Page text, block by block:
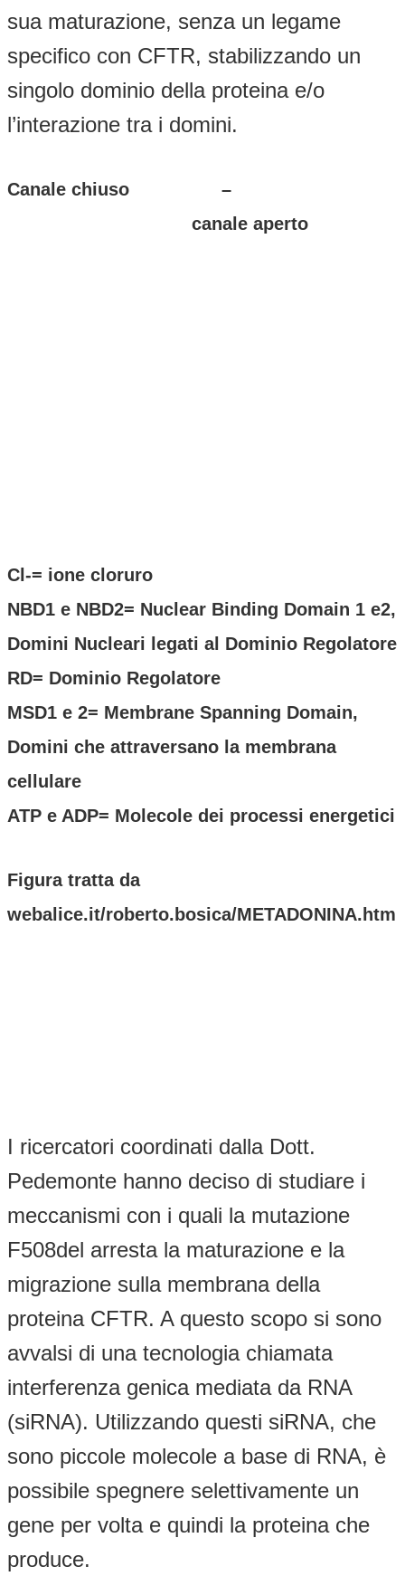
sua maturazione, senza un legame
specifico con CFTR, stabilizzando un
singolo dominio della proteina e/o
l’interazione tra i domini.
Canale chiuso –
canale aperto
Cl-= ione cloruro
NBD1 e NBD2= Nuclear Binding Domain 1 e2,
Domini Nucleari legati al Dominio Regolatore
RD= Dominio Regolatore
MSD1 e 2= Membrane Spanning Domain,
Domini che attraversano la membrana
cellulare
ATP e ADP= Molecole dei processi energetici
Figura tratta da
webalice.it/roberto.bosica/METADONINA.htm
I ricercatori coordinati dalla Dott.
Pedemonte hanno deciso di studiare i
meccanismi con i quali la mutazione
F508del arresta la maturazione e la
migrazione sulla membrana della
proteina CFTR. A questo scopo si sono
avvalsi di una tecnologia chiamata
interferenza genica mediata da RNA
(siRNA). Utilizzando questi siRNA, che
sono piccole molecole a base di RNA, è
possibile spegnere selettivamente un
gene per volta e quindi la proteina che
produce.